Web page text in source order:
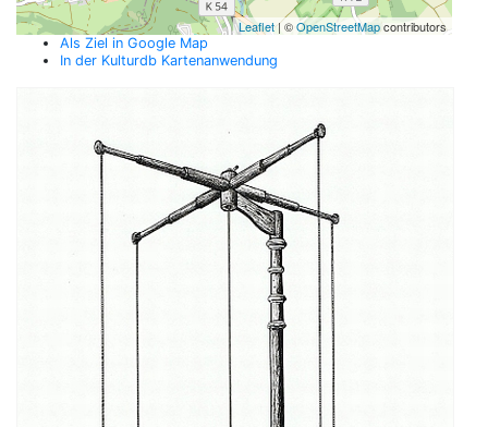
Leaflet| ©OpenStreetMapcontributors
Als Ziel in Google Map
In der Kulturdb Kartenanwendung